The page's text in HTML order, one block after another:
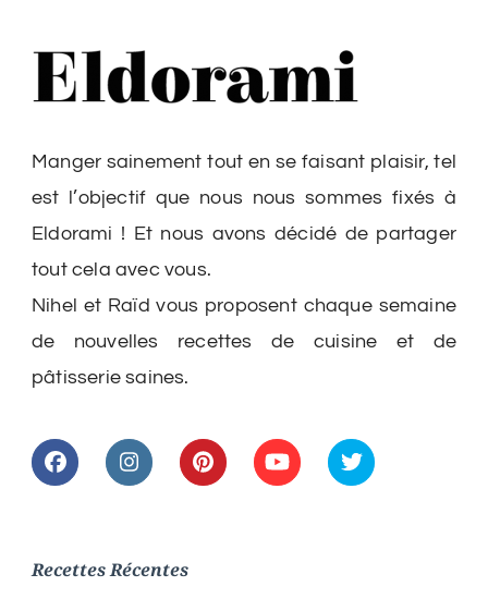
Manger sainement tout en se faisant plaisir, tel
est l’objectif que nous nous sommes fixés à
Eldorami ! Et nous avons décidé de partager
tout cela avec vous.
Nihel et Raïd vous proposent chaque semaine
de nouvelles recettes de cuisine et de
pâtisserie saines.
Recettes Récentes